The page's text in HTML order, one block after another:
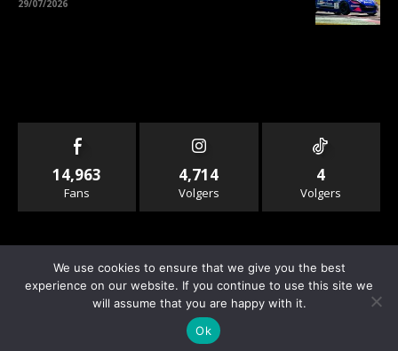
29/07/2026
14,963
Fans
4,714
Volgers
4
Volgers
Info & Contact
We use cookies to ensure that we give you the best
experience on our website. If you continue to use this site we
will assume that you are happy with it.
Ok